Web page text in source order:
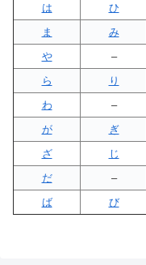
は
ひ
ま
み
や
–
ら
り
わ
–
が
ぎ
ざ
じ
だ
–
ば
び